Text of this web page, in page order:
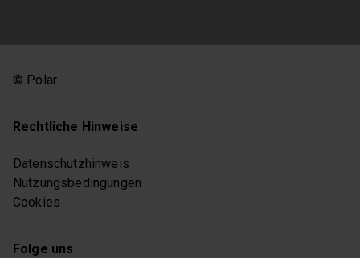
© Polar
Rechtliche Hinweise
Datenschutzhinweis
Nutzungsbedingungen
Cookies
Folge uns